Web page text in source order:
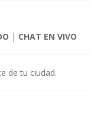
| CHAT EN VIVO
de tu ciudad.